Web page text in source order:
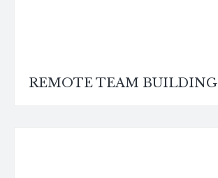
REMOTE TEAM BUILDING